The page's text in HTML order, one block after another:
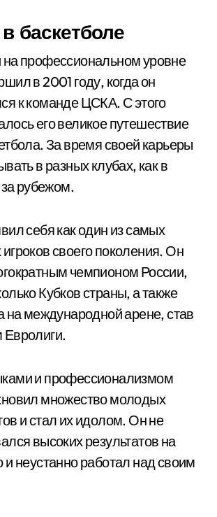
баскетболе
профессиональном уровне
в 2001 году, когда он
к команде ЦСКА. С этого
его великое путешествие
За время своей карьеры
в разных клубах, как в
за рубежом.
себя как один из самых
своего поколения. Он
чемпионом России,
Кубков страны, а также
на международной арене, став
Евролиги.
и профессионализмом
множество молодых
и стал их идолом. Он не
высоких результатов на
неустанно работал над своим